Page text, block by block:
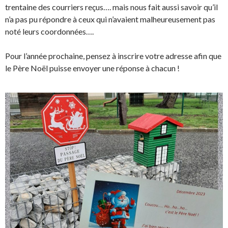
trentaine des courriers reçus…. mais nous fait aussi savoir qu’il
n’a pas pu répondre à ceux qui n’avaient malheureusement pas
noté leurs coordonnées….
Pour l’année prochaine, pensez à inscrire votre adresse afin que
le Père Noël puisse envoyer une réponse à chacun !